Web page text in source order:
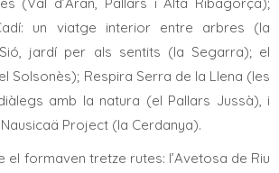
un viatge interior entre arbres (la
jardí per als sentits (la Segarra); el
Solsonès); Respira Serra de la Llena (les
amb la natura (el Pallars Jussà), i
Project (la Cerdanya).
el formaven tretze rutes: l’Avetosa de Riu